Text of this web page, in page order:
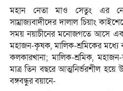
মহান নেতা মাও সেতুং এর
সাম্রাজ্যবাদীদের দালাল চিয়াং
সময় নয়াচীনের মনোজগতে আসে এক
মহাজন-কৃষক, মালিক-শ্রমিকের
কলকারখানা; মালিক-শ্রমিক,
মাত্র তিন বছরে আত্মনির্ভরশীল হয়ে
বঙ্গবন্ধুর বয়ানে-